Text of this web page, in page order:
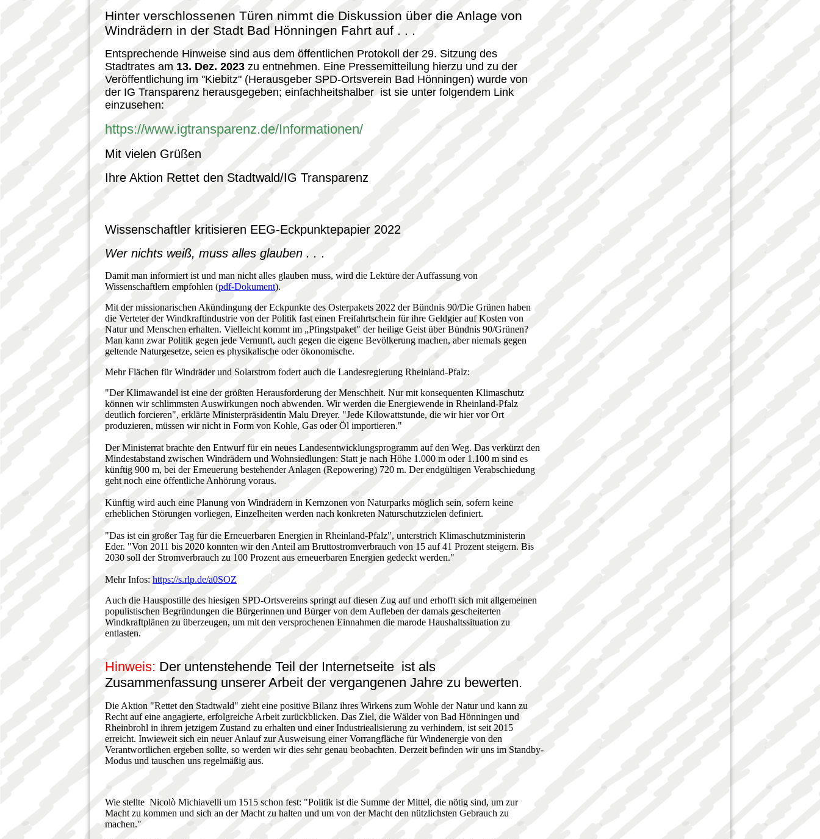
Hinter verschlossenen Türen nimmt die Diskussion über die Anlage von
Windrädern in der Stadt Bad Hönningen Fahrt auf . . .
Entsprechende Hinweise sind aus dem öffentlichen Protokoll der 29. Sitzung des
Stadtrates am 13. Dez. 2023 zu entnehmen. Eine Pressemitteilung hierzu und zu der
Veröffentlichung im "Kiebitz" (Herausgeber SPD-Ortsverein Bad Hönningen) wurde von
der IG Transparenz herausgegeben; einfachheitshalber ist sie unter folgendem Link
einzusehen:
https://www.igtransparenz.de/Informationen/
Mit vielen Grüßen
Ihre Aktion Rettet den Stadtwald/IG Transparenz
Wissenschaftler kritisieren EEG-Eckpunktepapier 2022
Wer nichts weiß, muss alles glauben . . .
Damit man informiert ist und man nicht alles glauben muss, wird die Lektüre der Auffassung von
Wissenschaftlern empfohlen (pdf-Dokument).
Mit der missionarischen Akündingung der Eckpunkte des Osterpakets 2022 der Bündnis 90/Die Grünen haben
die Verteter der Windkraftindustrie von der Politik fast einen Freifahrtschein für ihre Geldgier auf Kosten von
Natur und Menschen erhalten. Vielleicht kommt im „Pfingstpaket" der heilige Geist über Bündnis 90/Grünen?
Man kann zwar Politik gegen jede Vernunft, auch gegen die eigene Bevölkerung machen, aber niemals gegen
geltende Naturgesetze, seien es physikalische oder ökonomische.
Mehr Flächen für Windräder und Solarstrom fodert auch die Landesregierung Rheinland-Pfalz:
"Der Klimawandel ist eine der größten Herausforderung der Menschheit. Nur mit konsequenten Klimaschutz
können wir schlimmsten Auswirkungen noch abwenden. Wir werden die Energiewende in Rheinland-Pfalz
deutlich forcieren", erklärte Ministerpräsidentin Malu Dreyer. "Jede Kilowattstunde, die wir hier vor Ort
produzieren, müssen wir nicht in Form von Kohle, Gas oder Öl importieren."
Der Ministerrat brachte den Entwurf für ein neues Landesentwicklungsprogramm auf den Weg. Das verkürzt den
Mindestabstand zwischen Windrädern und Wohnsiedlungen: Statt je nach Höhe 1.000 m oder 1.100 m sind es
künftig 900 m, bei der Erneuerung bestehender Anlagen (Repowering) 720 m. Der endgültigen Verabschiedung
geht noch eine öffentliche Anhörung voraus.
Künftig wird auch eine Planung von Windrädern in Kernzonen von Naturparks möglich sein, sofern keine
erheblichen Störungen vorliegen, Einzelheiten werden nach konkreten Naturschutzzielen definiert.
"Das ist ein großer Tag für die Erneuerbaren Energien in Rheinland-Pfalz", unterstrich Klimaschutzministerin
Eder. "Von 2011 bis 2020 konnten wir den Anteil am Bruttostromverbrauch von 15 auf 41 Prozent steigern. Bis
2030 soll der Stromverbrauch zu 100 Prozent aus erneuerbaren Energien gedeckt werden."
Mehr Infos: https://s.rlp.de/a0SOZ
Auch die Hauspostille des hiesigen SPD-Ortsvereins springt auf diesen Zug auf und erhofft sich mit allgemeinen
populistischen Begründungen die Bürgerinnen und Bürger von dem Aufleben der damals gescheiterten
Windkraftplänen zu überzeugen, um mit den versprochenen Einnahmen die marode Haushaltssituation zu
entlasten.
Hinweis: Der untenstehende Teil der Internetseite ist als
Zusammenfassung unserer Arbeit der vergangenen Jahre zu bewerten.
Die Aktion "Rettet den Stadtwald" zieht eine positive Bilanz ihres Wirkens zum Wohle der Natur und kann zu
Recht auf eine angagierte, erfolgreiche Arbeit zurückblicken. Das Ziel, die Wälder von Bad Hönningen und
Rheinbrohl in ihrem jetzigem Zustand zu erhalten und einer Industriealisierung zu verhindern, ist seit 2015
erreicht. Inwieweit sich ein neuer Anlauf zur Ausweisung einer Vorrangfläche für Windenergie von den
Verantwortlichen ergeben sollte, so werden wir dies sehr genau beobachten. Derzeit befinden wir uns im Standby-
Modus und tauschen uns regelmäßig aus.
Wie stellte Nicolò Michiavelli um 1515 schon fest: "Politik ist die Summe der Mittel, die nötig sind, um zur
Macht zu kommen und sich an der Macht zu halten und um von der Macht den nützlichsten Gebrauch zu
machen."